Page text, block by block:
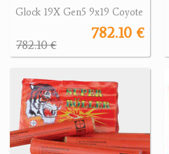
Glock 19X Gen5 9x19 Coyote
782.10 €
782.10 €